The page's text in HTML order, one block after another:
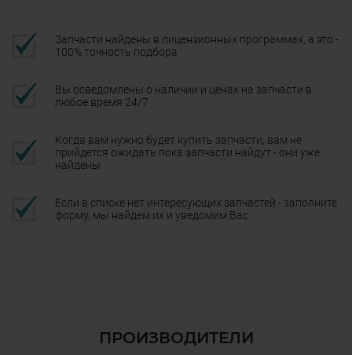
Запчасти найдены в лицензионных программах, а это -
100% точность подбора
Вы осведомлены о наличии и ценах на запчасти в
любое время 24/7
Когда вам нужно будет купить запчасти, вам не
прийдется ожидать пока запчасти найдут - они уже
найдены
Если в списке нет интересующих запчастей - заполните
форму, мы найдем их и уведомим Вас
ПРОИЗВОДИТЕЛИ